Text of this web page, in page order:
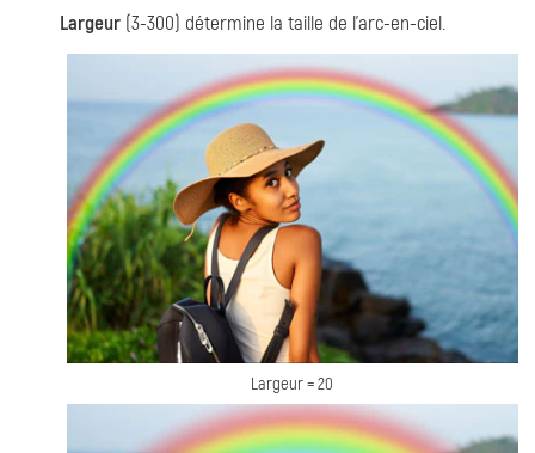
Largeur (3-300) détermine la taille de l'arc-en-ciel.
Largeur = 20